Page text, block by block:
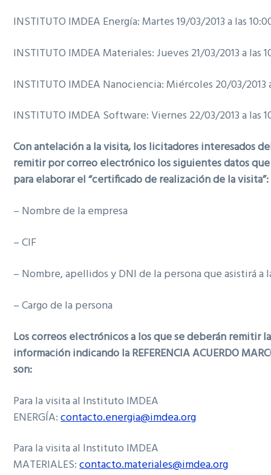
INSTITUTO IMDEA Energía: Martes 19/03/2013 a las
INSTITUTO IMDEA Materiales: Jueves 21/03/2013 a las
INSTITUTO IMDEA Nanociencia: Miércoles 20/03/2013
INSTITUTO IMDEA Software: Viernes 22/03/2013 a las
Con antelación a la visita, los licitadores interesados
remitir por correo electrónico los siguientes datos
para elaborar el “certificado de realización de la visita”:
– Nombre de la empresa
– CIF
– Nombre, apellidos y DNI de la persona que asistirá a
– Cargo de la persona
Los correos electrónicos a los que se deberán remitir la
información indicando la REFERENCIA ACUERDO
son:
Para la visita al Instituto IMDEA
ENERGÍA:contacto.energia@imdea.org
Para la visita al Instituto IMDEA
MATERIALES:contacto.materiales@imdea.org